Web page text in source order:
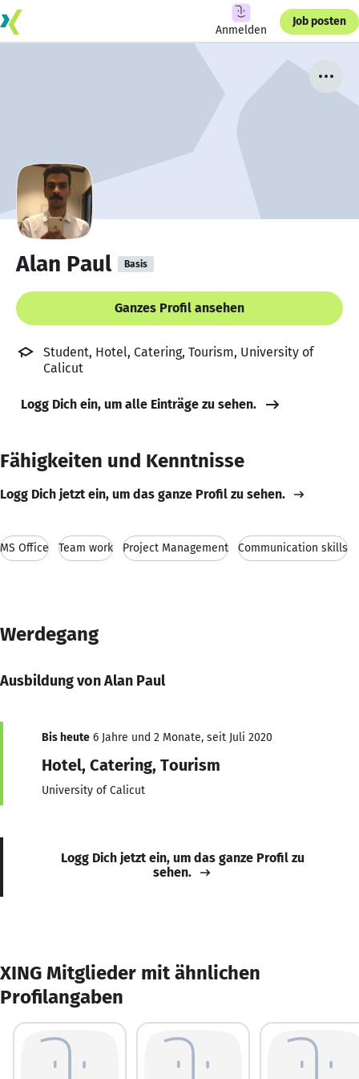
Anmelden
Job posten
Alan Paul Basis
Ganzes Profil ansehen
Student, Hotel, Catering, Tourism, University of
Calicut
Logg Dich ein, um alle Einträge zu sehen.
Fähigkeiten und Kenntnisse
Logg Dich jetzt ein, um das ganze Profil zu sehen.
MS Office Team work Project Management Communication skills
Werdegang
Ausbildung von Alan Paul
Bis heute 6 Jahre und 2 Monate, seit Juli 2020
Hotel, Catering, Tourism
University of Calicut
Logg Dich jetzt ein, um das ganze Profil zu
sehen.
XING Mitglieder mit ähnlichen
Profilangaben